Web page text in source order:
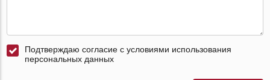
Подтверждаю согласие с условиями использования
персональных данных